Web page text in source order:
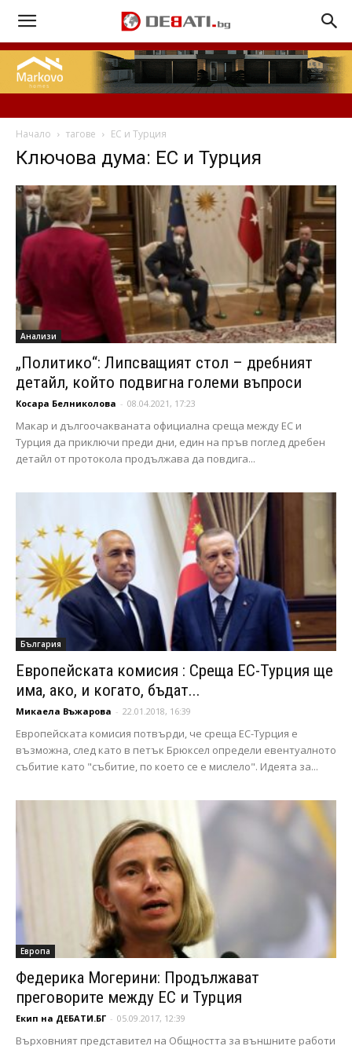
Начало тагове ЕС и Турция
Ключова дума: ЕС и Турция
Анализи
„Политико“: Липсващият стол – дребният
детайл, който подвигна големи въпроси
Косара Белниколова - 08.04.2021, 17:23
Макар и дългоочакваната официална среща между ЕС и
Турция да приключи преди дни, един на пръв поглед дребен
детайл от протокола продължава да повдига...
България
Европейската комисия : Среща ЕС-Турция ще
има, ако, и когато, бъдат...
Микаела Въжарова - 22.01.2018, 16:39
Европейската комисия потвърди, че среща ЕС-Турция е
възможна, след като в петък Брюксел определи евентуалното
събитие като "събитие, по което се е мислело". Идеята за...
Европа
Федерика Могерини: Продължават
преговорите между ЕС и Турция
Екип на ДЕБАТИ.БГ - 05.09.2017, 12:39
Върховният представител на Общността за външните работи